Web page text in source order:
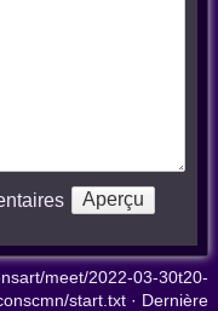
meet/2022-03-30t20-
start.txt · Dernière